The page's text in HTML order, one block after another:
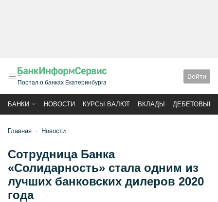
Портал о банках Екатеринбурга
Войти
БАНКИ НОВОСТИ КУРСЫ ВАЛЮТ ВКЛАДЫ ДЕБЕТОВЫЕ
Главная Новости
Сотрудница Банка
«Солидарность» стала одним из
лучших банковских дилеров 2020
года